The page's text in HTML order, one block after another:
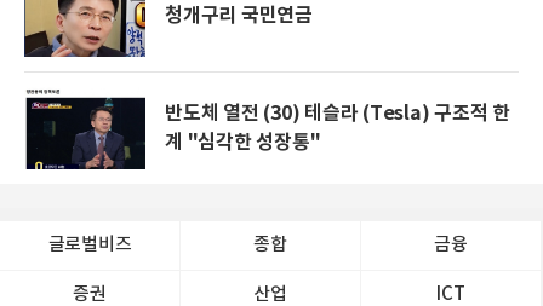
청개구리 국민연금
반도체 열전 (30) 테슬라 (Tesla) 구조적 한
계 "심각한 성장통"
글로벌비즈 종합 금융
증권 산업 ICT